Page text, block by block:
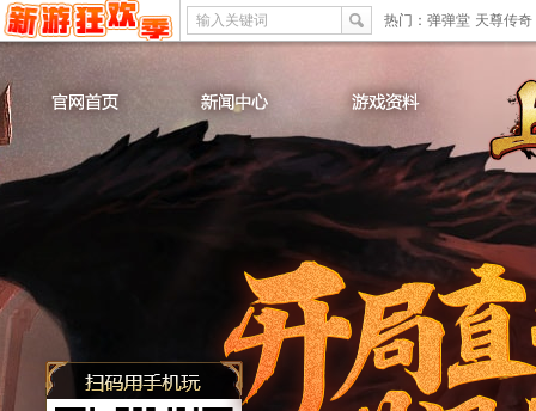
输入关键词 热门： 弹弹堂 天尊传奇